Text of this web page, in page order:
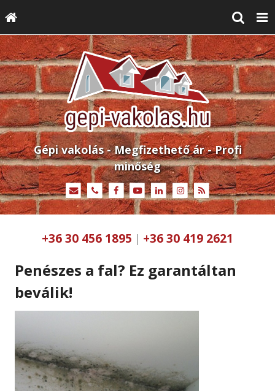
Gépi vakolás - Megfizethető ár - Profi
minőség
+36 30 456 1895 | +36 30 419 2621
Penészes a fal? Ez garantáltan
beválik!